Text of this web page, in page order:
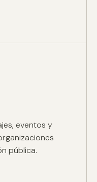
eventos y
pública.